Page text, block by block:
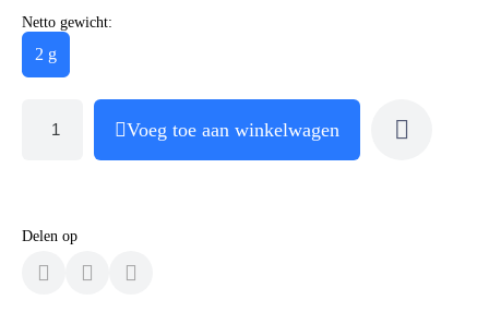
Netto gewicht:
2 g
Voeg toe aan winkelwagen
Delen op